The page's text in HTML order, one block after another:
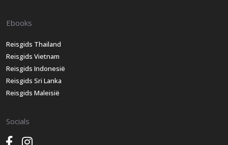
Ebooks
Reisgids Thailand
Reisgids Vietnam
Reisgids Indonesië
Reisgids Sri Lanka
Reisgids Maleisië
Socials